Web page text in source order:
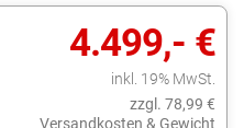
4.499,- €
inkl. 19% MwSt.
zzgl. 78,99 €
Versandkosten & Gewicht